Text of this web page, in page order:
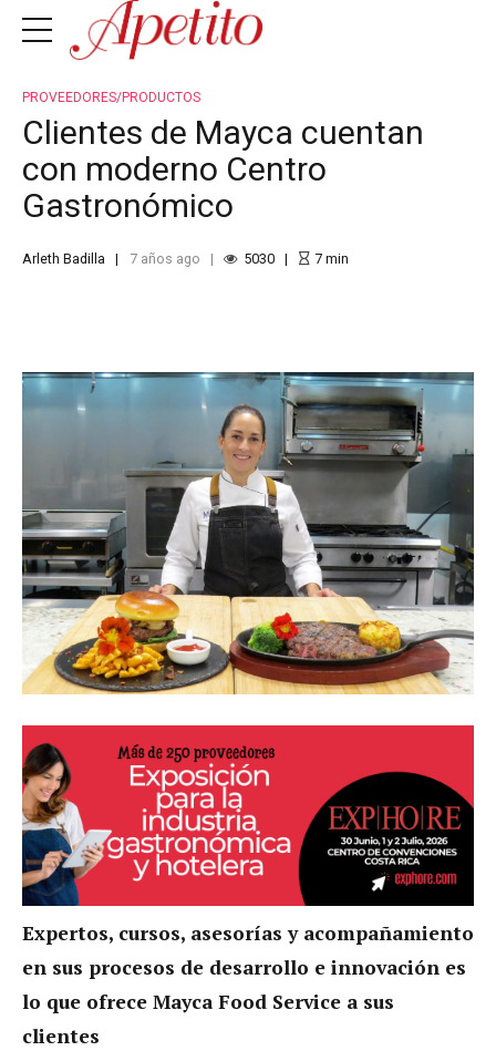
PROVEEDORES/PRODUCTOS
Clientes de Mayca cuentan
con moderno Centro
Gastronómico
Arleth Badilla 7 años ago 5030 7min
Expertos, cursos, asesorías y acompañamiento
en sus procesos de desarrollo e innovación es
lo que ofrece Mayca Food Service a sus
clientes